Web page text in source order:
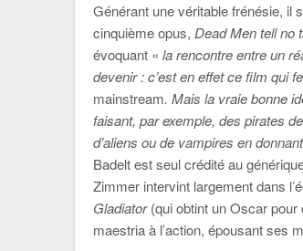
Générant une véritable frénésie, il
cinquième opus, Dead Men tell no
évoquant « la rencontre entre un
devenir : c’est en effet ce film qui
mainstream. Mais la vraie bonne
faisant, par exemple, des pirates
d’aliens ou de vampires en
Badelt est seul crédité au
Zimmer intervint largement dans
Gladiator(qui obtint un Oscar pour
maestria à l’action, épousant ses